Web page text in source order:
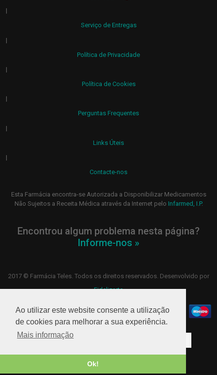
Ao utilizar este website consente a utilização
de cookies para melhorar a sua experiência.
Mais informação
Ok!
|
Serviço de Entregas
|
Política de Privacidade
|
Política de Cookies
|
Perguntas Frequentes
|
Links Úteis
|
Contacte-nos
Esta Farmácia encontra-se Autorizada a Disponibilizar Medicamentos
Não Sujeitos a Receita Médica através da Internet pelo Infarmed, I.P.
Encontrou algum problema nesta página?
Informe-nos »
2017 © Farmácia Teles. Todos os direitos reservados. Desenvolvido por
Fidelizarte
Higiene oral
Rosto